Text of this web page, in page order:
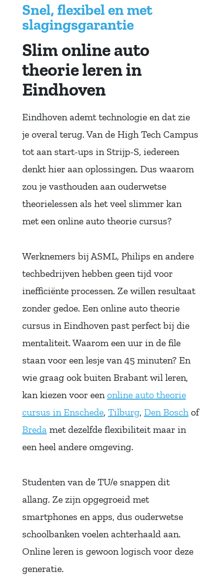
Snel, flexibel en met
slagingsgarantie
Slim online auto
theorie leren in
Eindhoven
Eindhoven ademt technologie en dat zie
je overal terug. Van de High Tech Campus
tot aan start-ups in Strijp-S, iedereen
denkt hier aan oplossingen. Dus waarom
zou je vasthouden aan ouderwetse
theorielessen als het veel slimmer kan
met een online auto theorie cursus?
Werknemers bij ASML, Philips en andere
techbedrijven hebben geen tijd voor
inefficiënte processen. Ze willen resultaat
zonder gedoe. Een online auto theorie
cursus in Eindhoven past perfect bij die
mentaliteit. Waarom een uur in de file
staan voor een lesje van 45 minuten? En
wie graag ook buiten Brabant wil leren,
kan kiezen voor een online auto theorie
cursus in Enschede, Tilburg, Den Boschof
Breda met dezelfde flexibiliteit maar in
een heel andere omgeving.
Studenten van de TU/e snappen dit
allang. Ze zijn opgegroeid met
smartphones en apps, dus ouderwetse
schoolbanken voelen achterhaald aan.
Online leren is gewoon logisch voor deze
generatie.